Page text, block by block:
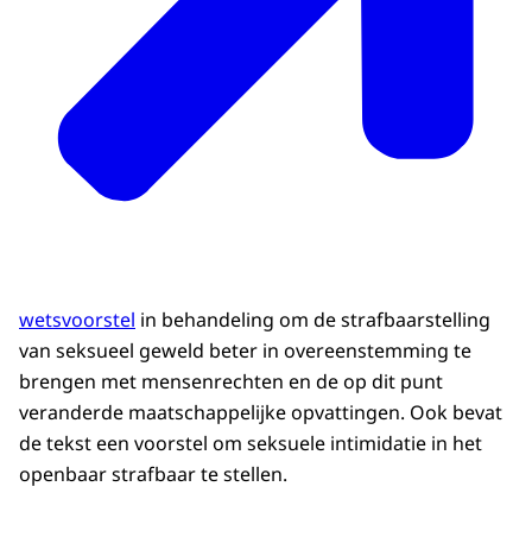
wetsvoorstel in behandeling om de strafbaarstelling
van seksueel geweld beter in overeenstemming te
brengen met mensenrechten en de op dit punt
veranderde maatschappelijke opvattingen. Ook bevat
de tekst een voorstel om seksuele intimidatie in het
openbaar strafbaar te stellen.